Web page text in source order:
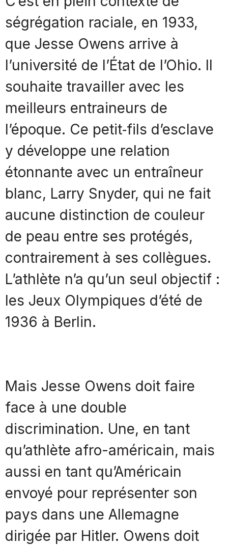
ségrégation raciale, en 1933,
que Jesse Owens arrive à
l’université de l’État de l’Ohio. Il
souhaite travailler avec les
meilleurs entraineurs de
l’époque. Ce petit‐fils d’esclave
y développe une relation
étonnante avec un entraîneur
blanc, Larry Snyder, qui ne fait
aucune distinction de couleur
de peau entre ses protégés,
contrairement à ses collègues.
L’athlète n’a qu’un seul objectif :
les Jeux Olympiques d’été de
1936 à Berlin.
Mais Jesse Owens doit faire
face à une double
discrimination. Une, en tant
qu’athlète afro-américain, mais
aussi en tant qu’Américain
envoyé pour représenter son
pays dans une Allemagne
dirigée par Hitler. Owens doit